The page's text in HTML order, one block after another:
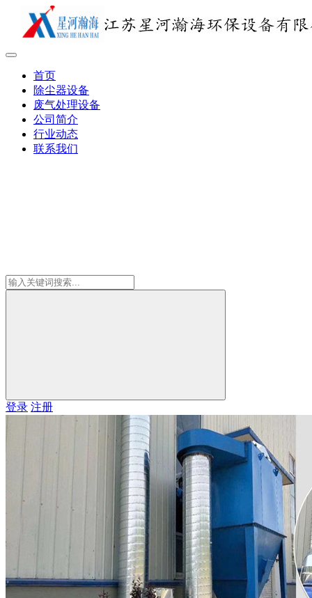
首页
除尘器设备
废气处理设备
公司简介
行业动态
联系我们
登录 注册